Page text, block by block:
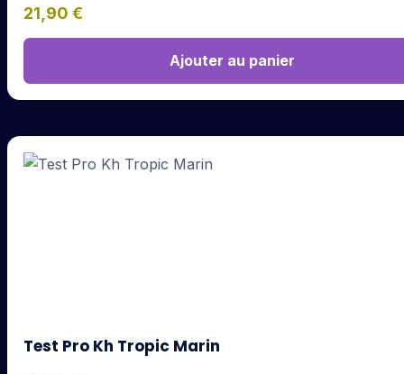
21,90 €
Ajouter au panier
Test Pro Kh Tropic Marin